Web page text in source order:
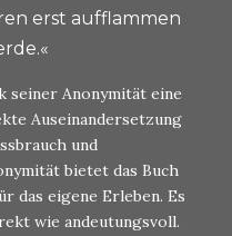
erst aufflammen
seiner Anonymität eine
Auseinandersetzung
und
bietet das Buch
das eigene Erleben. Es
wie andeutungsvoll.